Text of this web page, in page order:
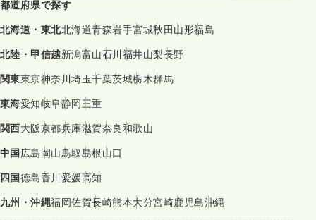
都道府県で探す
北海道・東北北海道青森岩手宮城秋田山形福島
北陸・甲信越新潟富山石川福井山梨長野
関東東京神奈川埼玉千葉茨城栃木群馬
東海愛知岐阜静岡三重
関西大阪京都兵庫滋賀奈良和歌山
中国広島岡山鳥取島根山口
四国徳島香川愛媛高知
九州・沖縄福岡佐賀長崎熊本大分宮崎鹿児島沖縄